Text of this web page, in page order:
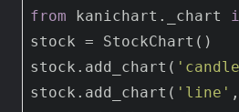
from kanichart._chart
stock = StockChart()
stock.add_chart(
stock.add_chart( 'line'